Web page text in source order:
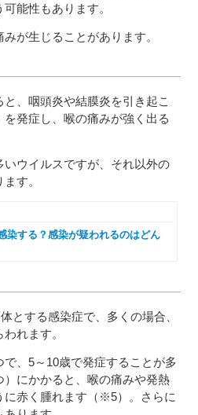
能性もあります。
が生じることがあります。
、咽頭炎や結膜炎を引き起こ
発症し、喉の痛みが強く出る
ウイルスですが、それ以外の
す。
染する？感染が疑われるのはどん
とする感染症で、多くの場合、
れます。
、5～10歳で発症することが多
にかかると、喉の痛みや発熱
に赤く腫れます（※5）。さらに